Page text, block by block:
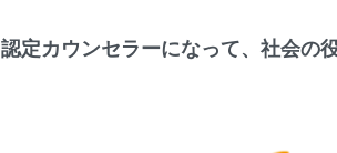
認定カウンセラーになって、社会の